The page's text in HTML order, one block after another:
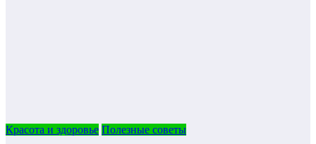
Красота и здоровье Полезные советы